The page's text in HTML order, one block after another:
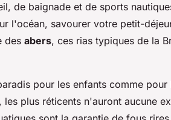
de baignade et de sports
l'océan, savourer votre petit-
des abers, ces rias typiques de la
pour les enfants comme pour
les plus réticents n'auront aucune